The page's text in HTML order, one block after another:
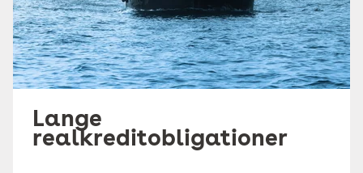
Lange
realkreditobligationer